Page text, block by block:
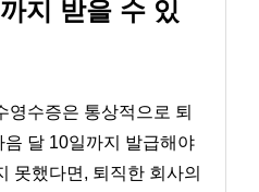
지 받을 수 있
영수증은 통상적으로 퇴
달 10일까지 발급해야
못했다면, 퇴직한 회사의